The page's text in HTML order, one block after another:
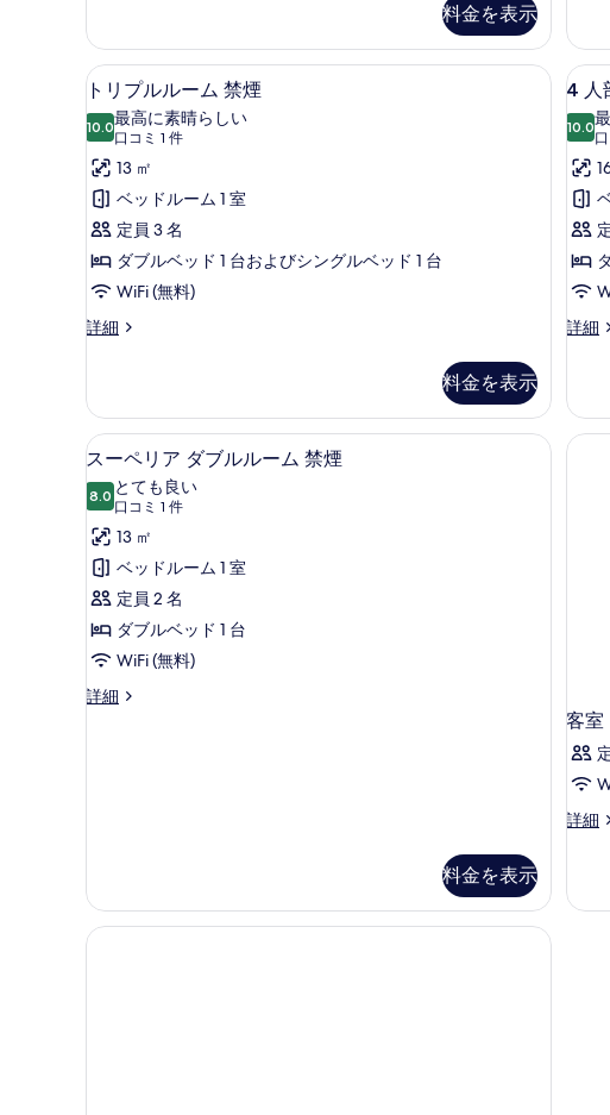
て
の
写
真
を
表
示
す
る
ー
ム
禁
の
細
料金を表示
ー
禁
煙
の
す
べ
て
の
写
真
示
す
バ
リ
ア
リ
ー
禁
煙
の
詳
細
ト
リ
プ
ル
ル
ー
ム
禁
煙
べ
て
の
写
真
を
表
示
す
る
トリプルルーム 禁煙 | 高級寝具、デスク
7
トリプルルーム 禁煙
10.010 点中 10.0
最高に素晴らしい
口コミ 1 件
(口
コ
ミ
1
件)
13 ㎡
ベッドルーム 1 室
定員 3 名
ダブルベッド 1 台およびシングルベッド 1 台
WiFi (無料)
詳細
ト
ル
ー
ム
煙
詳
細
料金を表示
4
人
部
屋
禁
煙
の
す
べ
写
真
8
4 人
10.0
10(
ミ
2
詳細
4
禁
煙
の
ス
ー
ペ
リ
ア
ダ
ブ
ル
ル
べ
て
スーペリア ダブルルーム 禁煙 | 高級寝具
8
スーペリア ダブルルーム 禁煙
8.010 点中 8.0
とても良い
口コミ 1 件
(口
コ
ミ
1
件)
13 ㎡
ベッドルーム 1 室
定員 2 名
ダブルベッド 1 台
WiFi (無料)
詳細
ス
ム
禁
料金を表示
客室
詳細
客
細